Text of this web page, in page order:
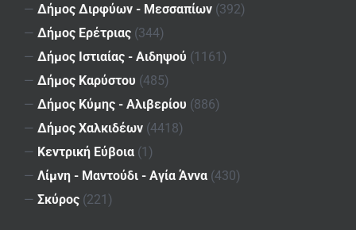
— Δήμος Διρφύων - Μεσσαπίων (392)
— Δήμος Ερέτριας (344)
— Δήμος Ιστιαίας - Αιδηψού (1161)
— Δήμος Καρύστου (485)
— Δήμος Κύμης - Αλιβερίου (886)
— Δήμος Χαλκιδέων (4418)
— Κεντρική Εύβοια (1)
— Λίμνη - Μαντούδι - Αγία Άννα (430)
— Σκύρος (221)